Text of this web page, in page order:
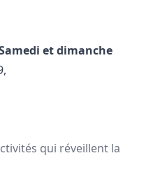
et dimanche
qui réveillent la